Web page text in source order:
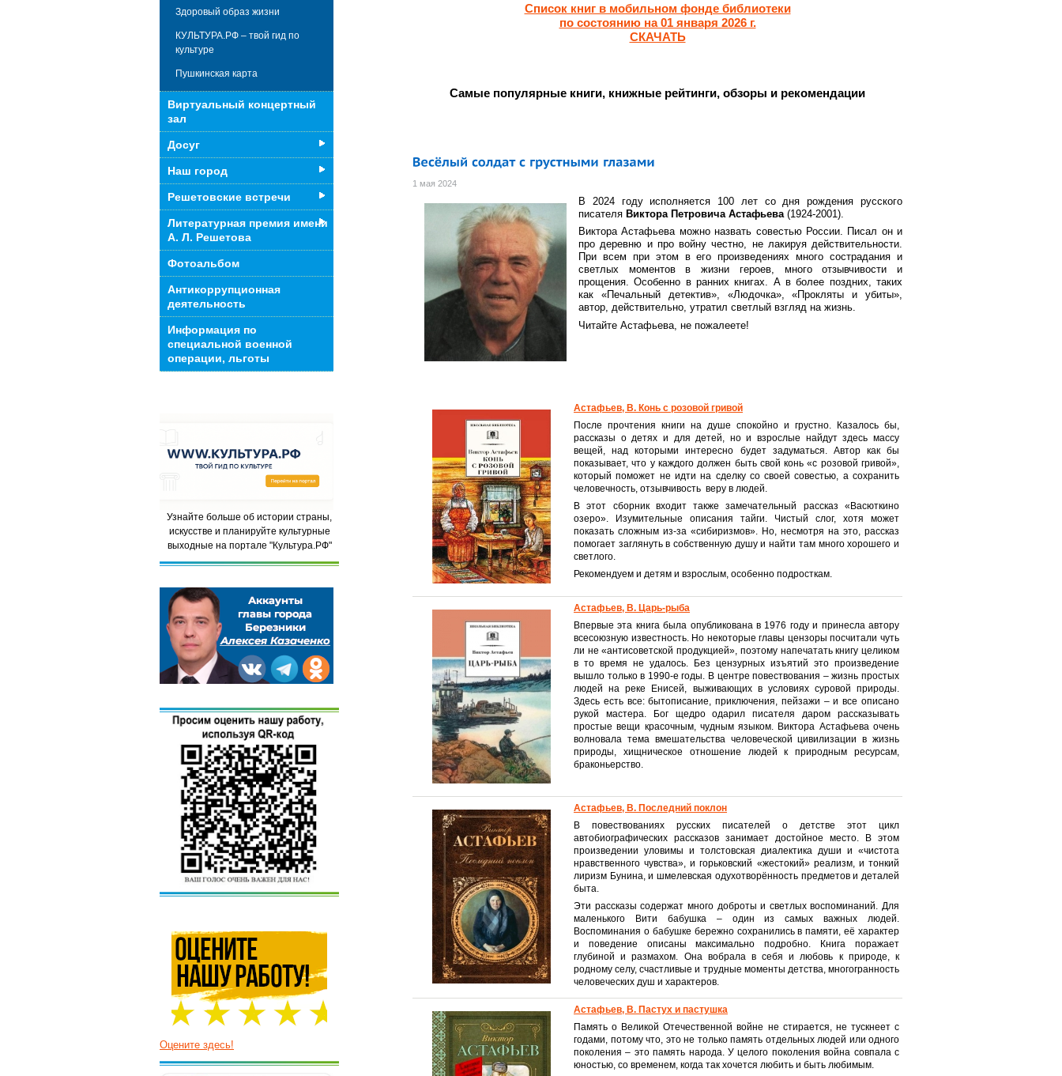
Список книг в мобильном фонде библиотеки
по состоянию на 01 января 2026 г.
СКАЧАТЬ
Самые популярные книги, книжные рейтинги, обзоры и рекомендации
1 мая 2024
В 2024 году исполняется 100 лет со дня рождения русского
писателя Виктора Петровича Астафьева (1924-2001).
Виктора Астафьева можно назвать совестью России. Пиcал он и
про деревню и про войну честно, не лакируя действительности.
При всем при этом в его произведениях много сострадания и
светлых моментов в жизни героев, много отзывчивости и
прощения. Особенно в ранних книгах. А в более поздних, таких
как «Печальный детектив», «Людочка», «Прокляты и убиты»,
автор, действительно, утратил светлый взгляд на жизнь.
Читайте Астафьева, не пожалеете!
Астафьев, В. Конь с розовой гривой
После прочтения книги на душе спокойно и грустно. Казалось бы,
рассказы о детях и для детей, но и взрослые найдут здесь массу
вещей, над которыми интересно будет задуматься. Автор как бы
показывает, что у каждого должен быть свой конь «с розовой гривой»,
который поможет не идти на сделку со своей совестью, а сохранить
человечность, отзывчивость веру в людей.
В этот сборник входит также замечательный рассказ «Васюткино
озеро». Изумительные описания тайги. Чистый слог, хотя может
показать сложным из-за «сибиризмов». Но, несмотря на это, рассказ
помогает заглянуть в собственную душу и найти там много хорошего и
светлого.
Рекомендуем и детям и взрослым, особенно подросткам.
Астафьев, В. Царь-рыба
Впервые эта книга была опубликована в 1976 году и принесла автору
всесоюзную известность. Но некоторые главы цензоры посчитали чуть
ли не «антисоветской продукцией», поэтому напечатать книгу целиком
в то время не удалось. Без цензурных изъятий это произведение
вышло только в 1990-е годы. В центре повествования – жизнь простых
людей на реке Енисей, выживающих в условиях суровой природы.
Здесь есть все: бытописание, приключения, пейзажи – и все описано
рукой мастера. Бог щедро одарил писателя даром рассказывать
простые вещи красочным, чудным языком. Виктора Астафьева очень
волновала тема вмешательства человеческой цивилизации в жизнь
природы, хищническое отношение людей к природным ресурсам,
браконьерство.
Астафьев, В. Последний поклон
В повествованиях русских писателей о детстве этот цикл
автобиографических рассказов занимает достойное место. В этом
произведении уловимы и толстовская диалектика души и «чистота
нравственного чувства», и горьковский «жестокий» реализм, и тонкий
лиризм Бунина, и шмелевская одухотворённость предметов и деталей
быта.
Эти рассказы содержат много доброты и светлых воспоминаний. Для
маленького Вити бабушка – один из самых важных людей.
Воспоминания о бабушке бережно сохранились в памяти, её характер
и поведение описаны максимально подробно. Книга поражает
глубиной и размахом. Она вобрала в себя и любовь к природе, к
родному селу, счастливые и трудные моменты детства, многогранность
человеческих душ и характеров.
Астафьев, В. Пастух и пастушка
Память о Великой Отечественной войне не стирается, не тускнеет с
годами, потому что, это не только память отдельных людей или одного
поколения – это память народа. У целого поколения война совпала с
юностью, со временем, когда так хочется любить и быть любимым.
Здоровый образ жизни
КУЛЬТУРА.РФ – твой гид по
культуре
Пушкинская карта
Виртуальный концертный
зал
Досуг
Наш город
Решетовские встречи
Литературная премия имени
А. Л. Решетова
Фотоальбом
Антикоррупционная
деятельность
Информация по
специальной военной
операции, льготы
Узнайте больше об истории страны,
искусстве и планируйте культурные
выходные на портале "Культура.РФ"
Оцените здесь!